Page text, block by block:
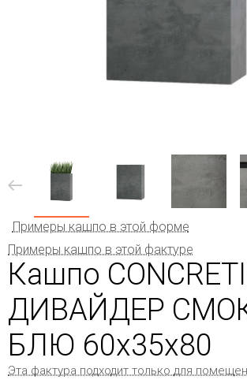
Примеры кашпо в этой форме
Примеры кашпо в этой фактуре
Кашпо
ДИВАЙДЕР
БЛЮ 60x35x80
Эта фактура подходит только для